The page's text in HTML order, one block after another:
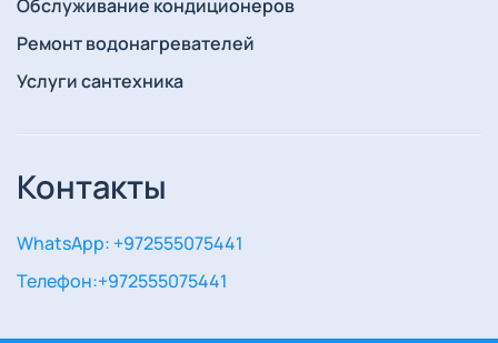
Обслуживание кондиционеров
Ремонт водонагревателей
Услуги сантехника
Контакты
WhatsApp: +972555075441
Телефон:+972555075441